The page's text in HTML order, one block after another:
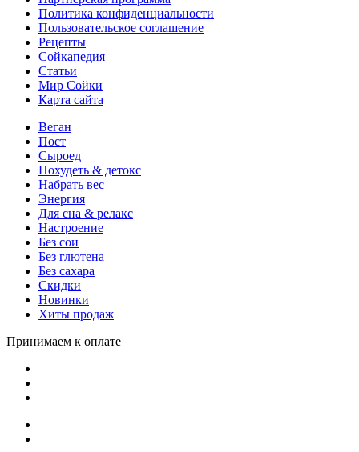
Политика конфиденциальности
Пользовательское соглашение
Рецепты
Сойкапедия
Статьи
Мир Сойки
Карта сайта
Веган
Пост
Сыроед
Похудеть & детокс
Набрать вес
Энергия
Для сна & релакс
Настроение
Без сои
Без глютена
Без сахара
Скидки
Новинки
Хиты продаж
Принимаем к оплате